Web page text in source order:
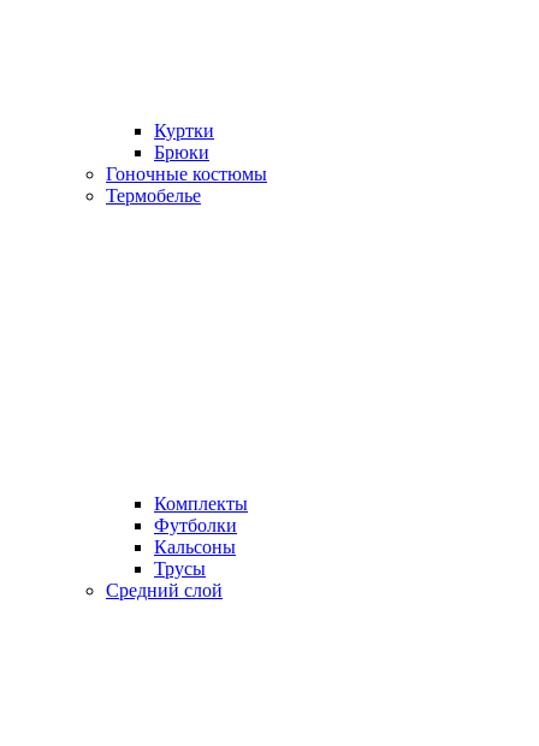
Куртки
Брюки
Гоночные костюмы
Термобелье
Комплекты
Футболки
Кальсоны
Трусы
Средний слой